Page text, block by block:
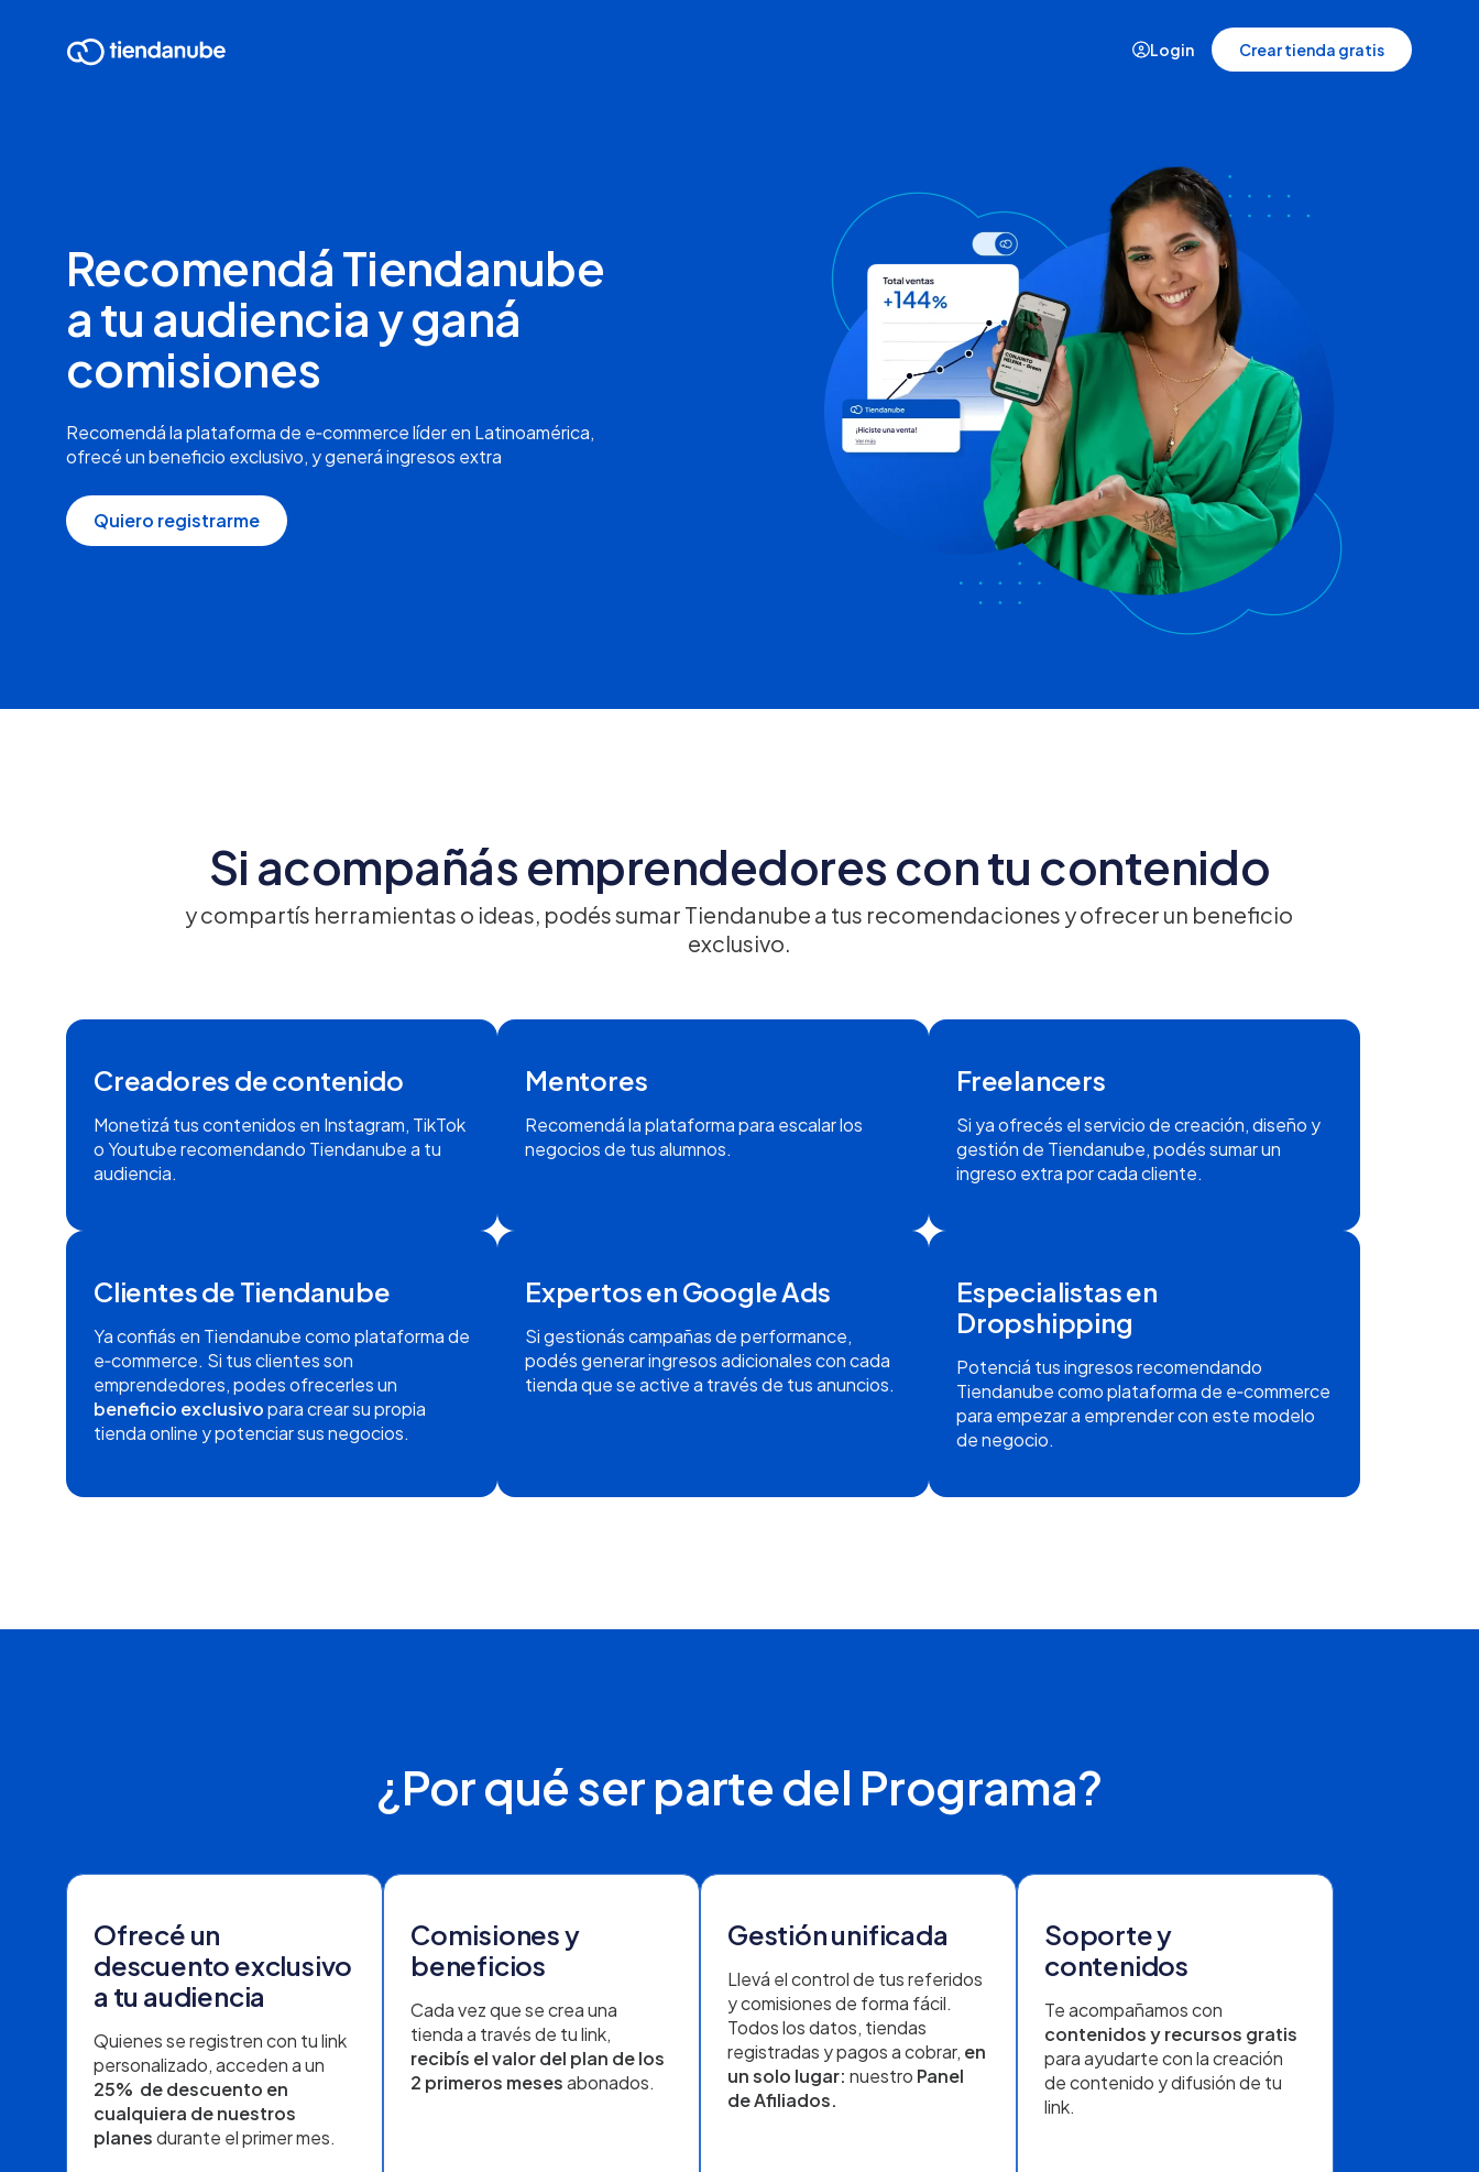
Login Crear tienda gratis
Recomendá Tiendanube
a tu audiencia y ganá
comisiones
Recomendá la plataforma de e‑commerce líder en Latinoamérica,
ofrecé un beneficio exclusivo, y generá ingresos extra
Quiero registrarme
Si acompañás emprendedores con tu contenido
y compartís herramientas o ideas, podés sumar Tiendanube a tus recomendaciones y ofrecer un beneficio
exclusivo.
Creadores de contenido
Monetizá tus contenidos en Instagram, TikTok
o Youtube recomendando Tiendanube a tu
audiencia.
Mentores
Recomendá la plataforma para escalar los
negocios de tus alumnos.
Freelancers
Si ya ofrecés el servicio de creación, diseño y
gestión de Tiendanube, podés sumar un
ingreso extra por cada cliente.
Clientes de Tiendanube
Ya confiás en Tiendanube como plataforma de
e‑commerce. Si tus clientes son
emprendedores, podes ofrecerles un
beneficio exclusivopara crear su propia
tienda online y potenciar sus negocios.
Expertos en Google Ads
Si gestionás campañas de performance,
podés generar ingresos adicionales con cada
tienda que se active a través de tus anuncios.
Especialistas en
Dropshipping
Potenciá tus ingresos recomendando
Tiendanube como plataforma de e‑commerce
para empezar a emprender con este modelo
de negocio.
¿Por qué ser parte del Programa?
Ofrecé un
descuento exclusivo
a tu audiencia
Quienes se registren con tu link
personalizado, acceden a un
25% de descuento en
cualquiera de nuestros
planesdurante el primer mes.
Comisiones y
beneficios
Cada vez que se crea una
tienda a través de tu link,
recibís el valor del plan de los
2 primeros mesesabonados.
Gestión unificada
Llevá el control de tus referidos
y comisiones de forma fácil.
Todos los datos, tiendas
registradas y pagos a cobrar, en
un solo lugar: nuestro Panel
de Afiliados.
Soporte y
contenidos
Te acompañamos con
contenidos y recursos gratis
para ayudarte con la creación
de contenido y difusión de tu
link.